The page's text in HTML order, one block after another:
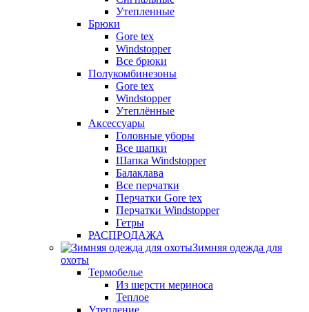
Утепленные
Брюки
Gore tex
Windstopper
Все брюки
Полукомбинезоны
Gore tex
Windstopper
Утеплённые
Аксессуары
Головные уборы
Все шапки
Шапка Windstopper
Балаклава
Все перчатки
Перчатки Gore tex
Перчатки Windstopper
Гетры
РАСПРОДАЖА
Зимняя одежда для
охоты
Термобелье
Из шерсти мериноса
Теплое
Утепление